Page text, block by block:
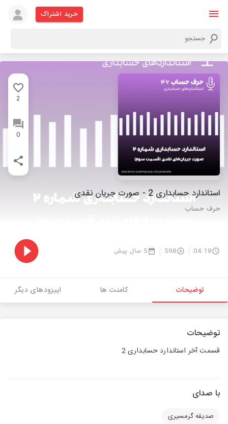
خرید اشتراک
2
0
استاندارد حسابداری 2 - صورت جریان نقدی
حرف حساب
04:18
598 5 سال پیش
توضیحات کامنت ها اپیزودهای دیگر
توضیحات
قسمت آخر استاندارد حسابداری 2
با صدای
صدیقه گرمسیری